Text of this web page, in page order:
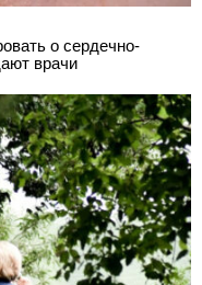
о сердечно-
врачи